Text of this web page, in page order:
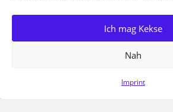
Ich mag Kekse
Nah
Imprint